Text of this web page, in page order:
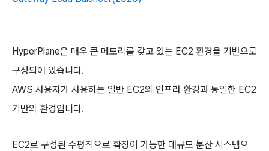
HyperPlane은 매우 큰 메모리를 갖고 있는 EC2 환경을 기반으로
구성되어 있습니다.
AWS 사용자가 사용하는 일반 EC2의 인프라 환경과 동일한 EC2
기반의 환경입니다.
EC2로 구성된 수평적으로 확장이 가능한 대규모 분산 시스템으